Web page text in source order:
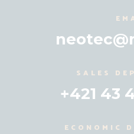
SALES
+421 43
ECONOMIC